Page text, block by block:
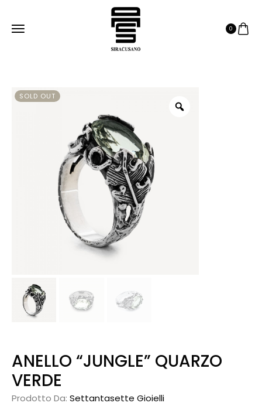
0
SOLD OUT
ANELLO “JUNGLE” QUARZO
VERDE
Prodotto Da: Settantasette Gioielli